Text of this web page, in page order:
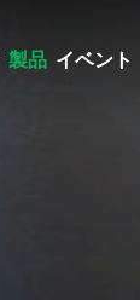
製品 イベント